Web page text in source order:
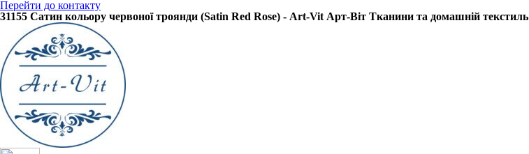
Перейти до контакту
31155 Сатин кольору червоної троянди (Satin Red Rose) - Art-Vit Арт-Віт Тканини та домашній текстиль